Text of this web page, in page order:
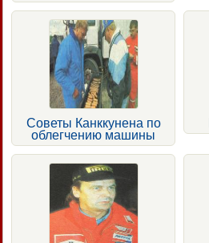
Советы Канккунена по
облегчению машины